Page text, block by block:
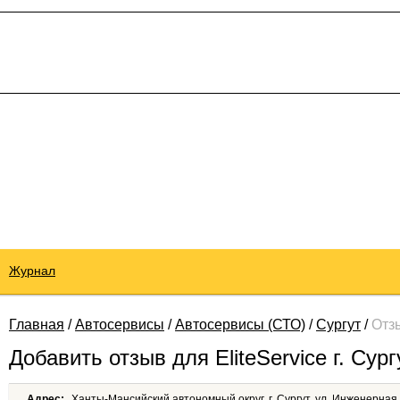
Журнал
Главная /Автосервисы /Автосервисы (СТО) /Сургут /
Добавить отзыв для EliteService г.